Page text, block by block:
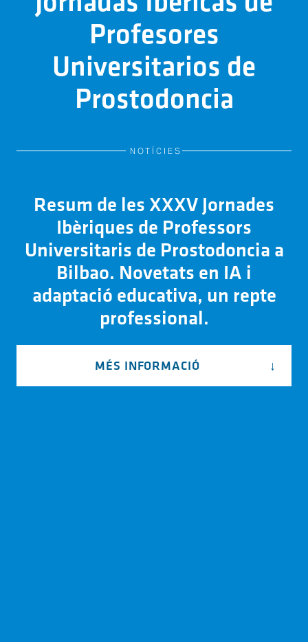
Profesores
Universitarios de
Prostodoncia
NOTÍCIES
Resum de les XXXV Jornades
Ibèriques de Professors
Universitaris de Prostodoncia a
Bilbao. Novetats en IA i
adaptació educativa, un repte
professional.
MÉS INFORMACIÓ